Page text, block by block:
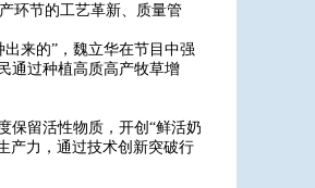
环节的工艺革新、质量管
来的”，魏立华在节目中强
通过种植高质高产牧草增
保留活性物质，开创“鲜活奶
产力，通过技术创新突破行